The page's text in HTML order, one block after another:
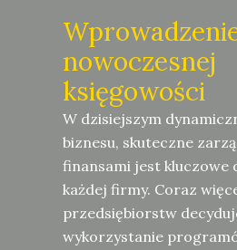
nowoczesnej
księgowości
W dzisiejszym
biznesu, skuteczne
finansami jest kluczowe
każdej firmy. Coraz
przedsiębiorstw
wykorzystanie